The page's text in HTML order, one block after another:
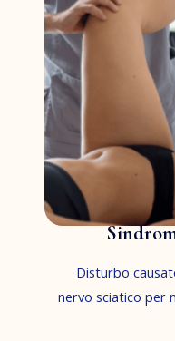
Disturbo
nervo sciatico per